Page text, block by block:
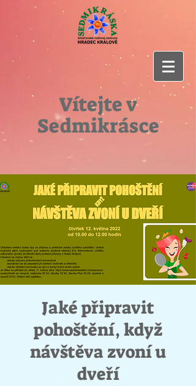
Vítejte v
Sedmikrásce
Jaké připravit
pohoštění, když
návštěva zvoní u
dveří